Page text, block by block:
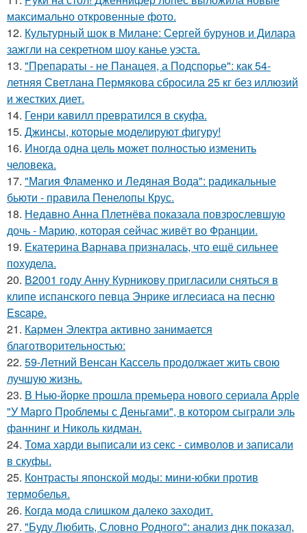
максимально откровенные фото.
12. Культурный шок в Милане: Сергей бурунов и Дилара
зажгли на секретном шоу канье уэста.
13. "Препараты - не Панацея, а Подспорье": как 54-
летняя Светлана Пермякова сбросила 25 кг без иллюзий
и жестких диет.
14. Генри кавилл превратился в скуфа.
15. Джинсы, которые моделируют фигуру!
16. Иногда одна цель может полностью изменить
человека.
17. "Магия Фламенко и Ледяная Вода": радикальные
бьюти - правила Пенелопы Крус.
18. Недавно Анна Плетнёва показала повзрослевшую
дочь - Марию, которая сейчас живёт во Франции.
19. Екатерина Варнава призналась, что ещё сильнее
похудела.
20. В2001 году Анну Курникову пригласили сняться в
клипе испанского певца Энрике иглесиаса на песню
Escape.
21. Кармен Электра активно занимается
благотворительностью:
22. 59-Летний Венсан Кассель продолжает жить свою
лучшую жизнь.
23. В Нью-йорке прошла премьера нового сериала Apple
"У Марго Проблемы с Деньгами", в котором сыграли эль
фаннинг и Николь кидман.
24. Тома харди выписали из секс - символов и записали
в скуфы.
25. Контрасты японской моды: мини-юбки против
термобелья.
26. Когда мода слишком далеко заходит.
27. "Буду Любить, Словно Родного": анализ днк показал,